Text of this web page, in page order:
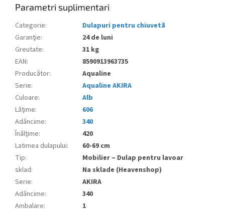
Parametri suplimentari
Categorie:
Dulapuri pentru chiuvetă
Garanţie:
24 de luni
Greutate:
31 kg
EAN:
8590913963735
Producător:
Aqualine
Serie:
Aqualine AKIRA
Culoare:
Alb
Lăţime:
606
Adâncime:
340
Înălţime:
420
Latimea dulapului:
60-69 cm
Tip:
Mobilier – Dulap pentru lavoar
sklad:
Na sklade (Heavenshop)
Serie:
AKIRA
Adâncime:
340
Ambalare:
1